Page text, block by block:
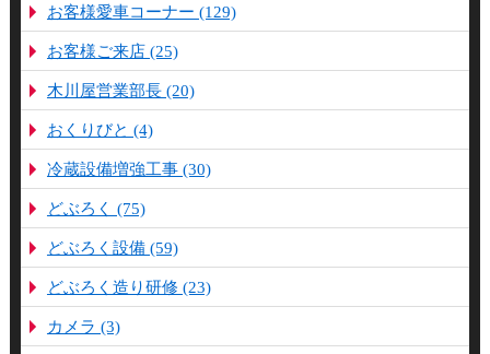
お客様愛車コーナー (129)
お客様ご来店 (25)
木川屋営業部長 (20)
おくりびと (4)
冷蔵設備増強工事 (30)
どぶろく (75)
どぶろく設備 (59)
どぶろく造り研修 (23)
カメラ (3)